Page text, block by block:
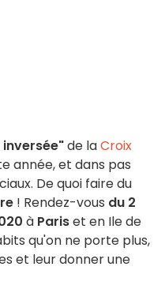
de laCroix
année, et dans pas
De quoi faire du
! Rendez-vous du 2
à Pariset en Ile de
qu'on ne porte plus,
et leur donner une